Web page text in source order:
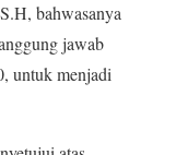
bahwasanya
jawab
untuk menjadi